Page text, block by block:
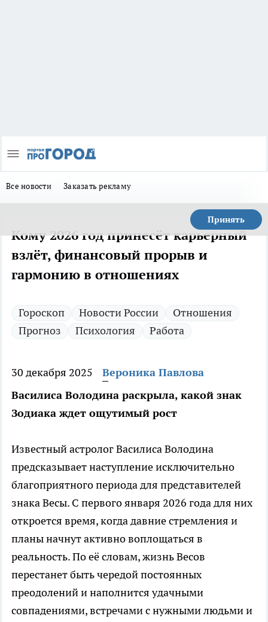
Все новости Заказать рекламу
Принять
Кому 2026 год принесёт карьерный
взлёт, финансовый прорыв и
гармонию в отношениях
Гороскоп Новости России
Отношения
Прогноз
Психология Работа
30 декабря 2025
Вероника Павлова
Василиса Володина раскрыла, какой знак
Зодиака ждет ощутимый рост
Известный астролог Василиса Володина
предсказывает наступление исключительно
благоприятного периода для представителей
знака Весы. С первого января 2026 года для них
откроется время, когда давние стремления и
планы начнут активно воплощаться в
реальность. По её словам, жизнь Весов
перестанет быть чередой постоянных
преодолений и наполнится удачными
совпадениями, встречами с нужными людьми и